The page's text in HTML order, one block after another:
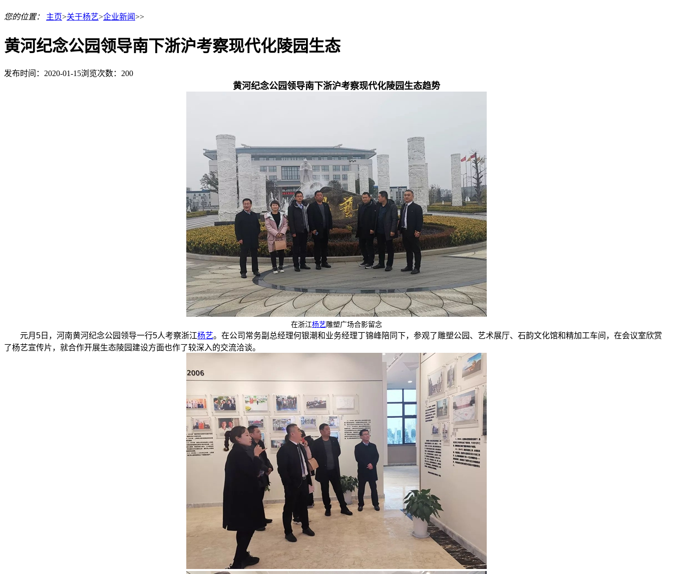
您的位置： 主页>关于杨艺>企业新闻>>
黄河纪念公园领导南下浙沪考察现代化陵园生态
发布时间：2020-01-15浏览次数： 200
黄河纪念公园领导南下浙沪考察现代化陵园生态趋势
在浙江杨艺雕塑广场合影留念
元月5日，河南黄河纪念公园领导一行5人考察浙江杨艺。在公司常务副总经理何银潮和业务经理丁锦峰陪同下，参观了雕塑公园、艺术展厅、石韵文化馆和精加工车间，在会议室欣赏
了杨艺宣传片，就合作开展生态陵园建设方面也作了较深入的交流洽谈。